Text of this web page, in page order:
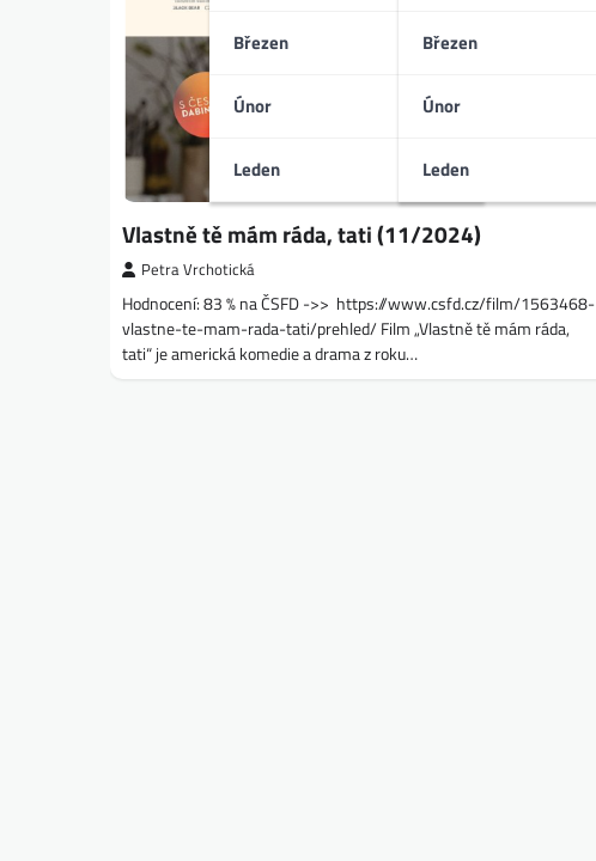
Březen
Únor
Leden
Březen
Únor
Leden
Vlastně tě mám ráda, tati (11/2024)
Petra Vrchotická
Hodnocení: 83 % na ČSFD ->> https://www.csfd.cz/film/1563468-
vlastne-te-mam-rada-tati/prehled/ Film „Vlastně tě mám ráda,
tati“ je americká komedie a drama z roku…